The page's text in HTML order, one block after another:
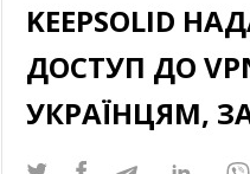
KEEPSOLID
ДОСТУП ДО VPN
УКРАЇНЦЯМ,